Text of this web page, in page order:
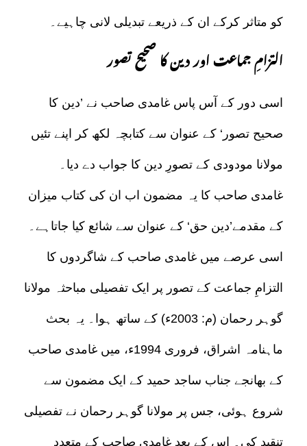
کو متاثر کرکے ان کے ذریعے تبدیلی لانی چاہیے۔
التزامِ جماعت اور دین کا صحیح تصور
اسی دور کے آس پاس غامدی صاحب نے ’دین کا
صحیح تصور‘ کے عنوان سے کتابچہ لکھ کر اپنے تئیں
مولانا مودودی کے تصورِ دین کا جواب دے دیا۔
غامدی صاحب کا یہ مضمون اب ان کی کتاب میزان
کے مقدمے’دین حق‘ کے عنوان سے شائع کیا جاتاہے۔
اسی عرصے میں غامدی صاحب کے شاگردوں کا
التزامِ جماعت کے تصور پر ایک تفصیلی مباحثہ مولانا
گوہر رحمان (م: 2003ء) کے ساتھ ہوا۔ یہ بحث
ماہنامہ اشراق، فروری 1994ء، میں غامدی صاحب
کے بھانجے جناب ساجد حمید کے ایک مضمون سے
شروع ہوئی، جس پر مولانا گوہر رحمان نے تفصیلی
تنقید کی۔ اس کے بعد غامدی صاحب کے متعدد